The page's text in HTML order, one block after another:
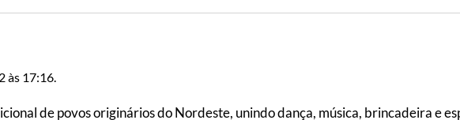
às 17:16.
de povos originários do Nordeste, unindo dança, música, brincadeira e